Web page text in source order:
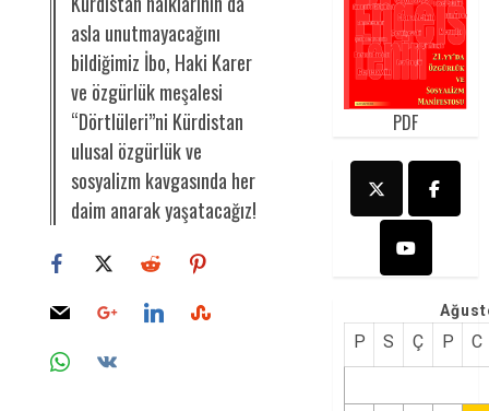
asla unutmayacağını
bildiğimiz İbo, Haki Karer
ve özgürlük meşalesi
“Dörtlüleri”ni Kürdistan
ulusal özgürlük ve
sosyalizm kavgasında her
daim anarak yaşatacağız!
PDF
P S Ç P C